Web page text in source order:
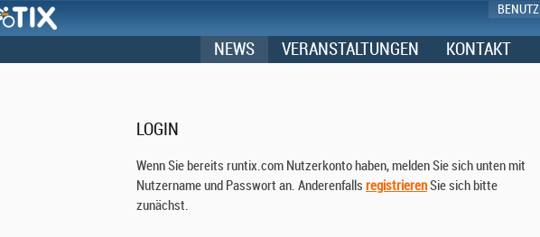
NEWS VERANSTALTUNGEN KONTAKT
LOGIN
Wenn Sie bereits runtix.com Nutzerkonto haben, melden Sie sich unten mit
Nutzername und Passwort an. Anderenfalls registrierenSie sich bitte
zunächst.